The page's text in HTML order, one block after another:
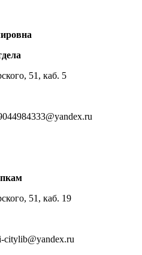
51, каб. 5
51, каб. 19
citylib@yandex.ru